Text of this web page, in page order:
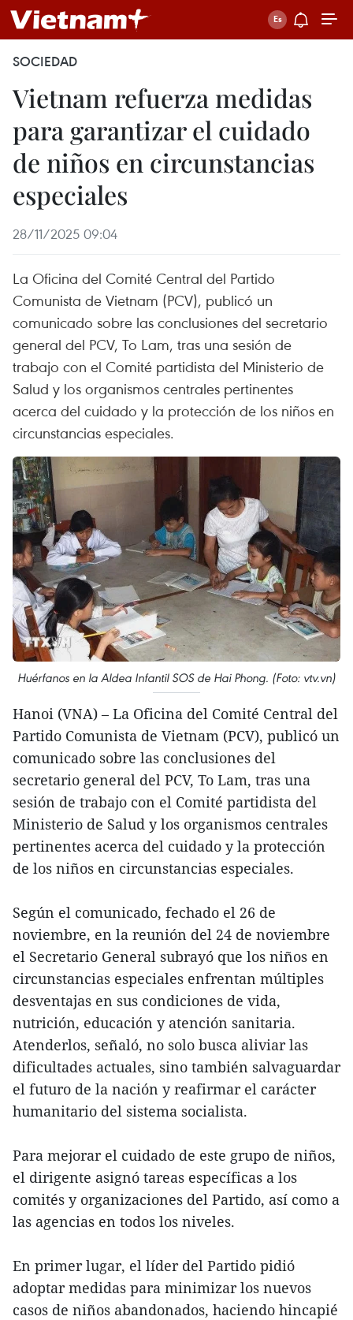
SOCIEDAD
Vietnam refuerza medidas
para garantizar el cuidado
de niños en circunstancias
especiales
28/11/2025 09:04
La Oficina del Comité Central del Partido
Comunista de Vietnam (PCV), publicó un
comunicado sobre las conclusiones del secretario
general del PCV, To Lam, tras una sesión de
trabajo con el Comité partidista del Ministerio de
Salud y los organismos centrales pertinentes
acerca del cuidado y la protección de los niños en
circunstancias especiales.
Huérfanos en la Aldea Infantil SOS de Hai Phong. (Foto: vtv.vn)
Hanoi (VNA) – La Oficina del Comité Central del
Partido Comunista de Vietnam (PCV), publicó un
comunicado sobre las conclusiones del
secretario general del PCV, To Lam, tras una
sesión de trabajo con el Comité partidista del
Ministerio de Salud y los organismos centrales
pertinentes acerca del cuidado y la protección
de los niños en circunstancias especiales.
Según el comunicado, fechado el 26 de
noviembre, en la reunión del 24 de noviembre
el Secretario General subrayó que los niños en
circunstancias especiales enfrentan múltiples
desventajas en sus condiciones de vida,
nutrición, educación y atención sanitaria.
Atenderlos, señaló, no solo busca aliviar las
dificultades actuales, sino también salvaguardar
el futuro de la nación y reafirmar el carácter
humanitario del sistema socialista.
Para mejorar el cuidado de este grupo de niños,
el dirigente asignó tareas específicas a los
comités y organizaciones del Partido, así como a
las agencias en todos los niveles.
En primer lugar, el líder del Partido pidió
adoptar medidas para minimizar los nuevos
casos de niños abandonados, haciendo hincapié